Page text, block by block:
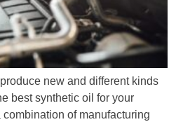
new and different kinds
best synthetic oil for your
of manufacturing